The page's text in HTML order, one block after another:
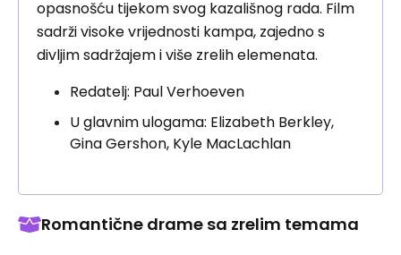
opasnošću tijekom svog kazališnog rada. Film
sadrži visoke vrijednosti kampa, zajedno s
divljim sadržajem i više zrelih elemenata.
Redatelj: Paul Verhoeven
U glavnim ulogama: Elizabeth Berkley,
Gina Gershon, Kyle MacLachlan
Romantične drame sa zrelim temama